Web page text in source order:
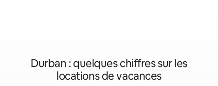
Durban : quelques chiffres sur les
locations de vacances